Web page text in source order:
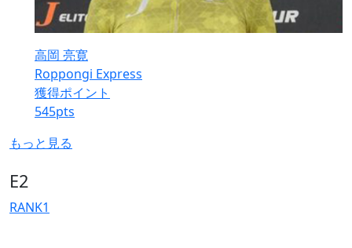
高岡 亮寛
Roppongi Express
獲得ポイント
545pts
もっと見る
E2
RANK1